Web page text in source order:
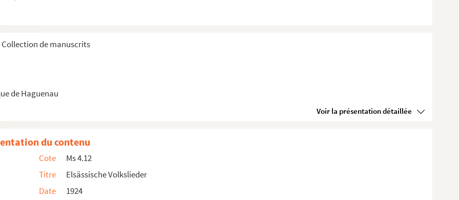
de manuscrits
de Haguenau
Voir la présentation détaillée
du contenu
Cote
Ms 4.12
Titre
Elsässische Volkslieder
Date
1924